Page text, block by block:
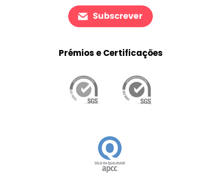
Prémios e Certificações